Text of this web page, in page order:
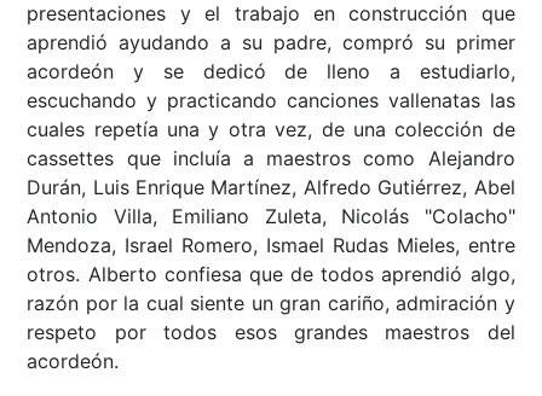
presentaciones y el trabajo en construcción que
aprendió ayudando a su padre, compró su primer
acordeón y se dedicó de lleno a estudiarlo,
escuchando y practicando canciones vallenatas las
cuales repetía una y otra vez, de una colección de
cassettes que incluía a maestros como Alejandro
Durán, Luis Enrique Martínez, Alfredo Gutiérrez, Abel
Antonio Villa, Emiliano Zuleta, Nicolás "Colacho"
Mendoza, Israel Romero, Ismael Rudas Mieles, entre
otros. Alberto confiesa que de todos aprendió algo,
razón por la cual siente un gran cariño, admiración y
respeto por todos esos grandes maestros del
acordeón.